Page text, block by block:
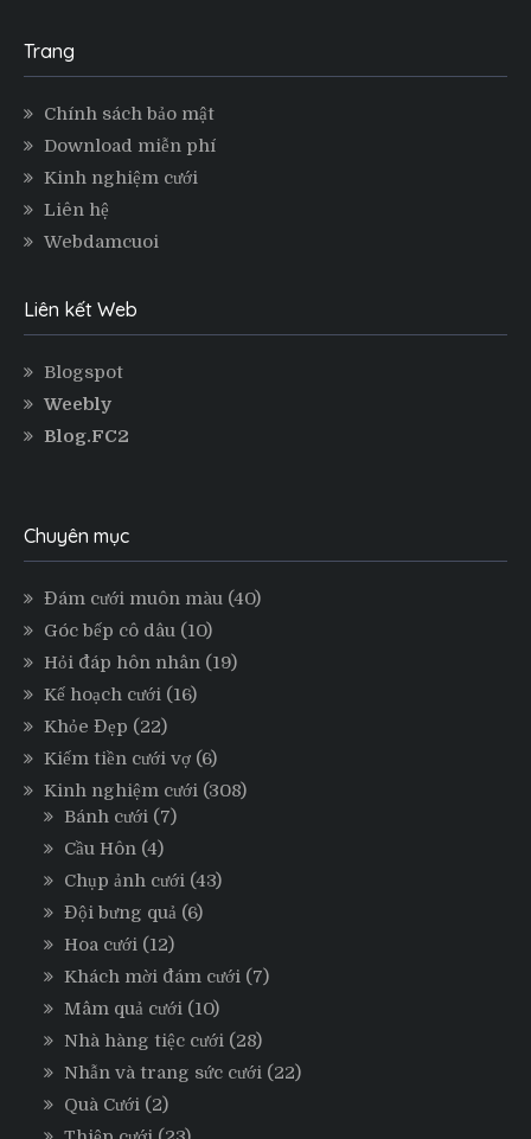
Trang
Chính sách bảo mật
Download miễn phí
Kinh nghiệm cưới
Liên hệ
Webdamcuoi
Liên kết Web
Blogspot
Weebly
Blog.FC2
Chuyên mục
Đám cưới muôn màu (40)
Góc bếp cô dâu (10)
Hỏi đáp hôn nhân (19)
Kế hoạch cưới (16)
Khỏe Đẹp (22)
Kiếm tiền cưới vợ (6)
Kinh nghiệm cưới (308)
Bánh cưới (7)
Cầu Hôn (4)
Chụp ảnh cưới (43)
Đội bưng quả (6)
Hoa cưới (12)
Khách mời đám cưới (7)
Mâm quả cưới (10)
Nhà hàng tiệc cưới (28)
Nhẫn và trang sức cưới (22)
Quà Cưới (2)